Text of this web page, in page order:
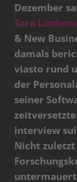
Dezember
Sara
& New
damals
viasto rund
der
seiner
interview
Nicht
untermauert